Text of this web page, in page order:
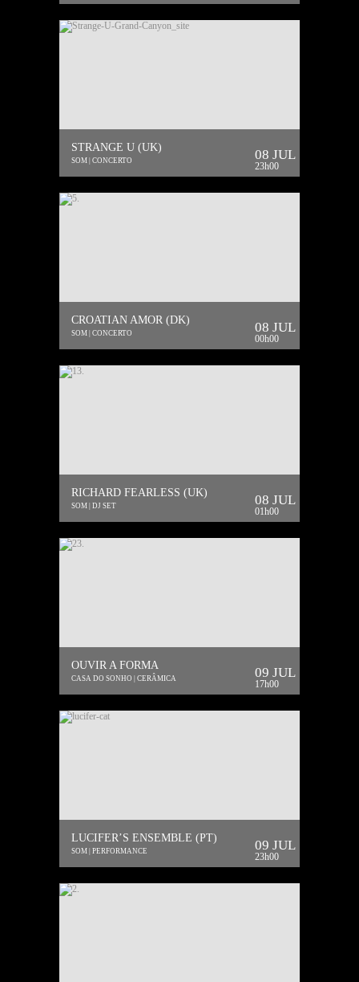
STRANGE U (UK)
SOM | CONCERTO 08 JUL
23h00
CROATIAN AMOR (DK)
SOM | CONCERTO 08 JUL
00h00
RICHARD FEARLESS (UK)
SOM | DJ SET 08 JUL
01h00
OUVIR A FORMA
CASA DO SONHO | CERÂMICA 09 JUL
17h00
LUCIFER’S ENSEMBLE (PT)
SOM | PERFORMANCE 09 JUL
23h00